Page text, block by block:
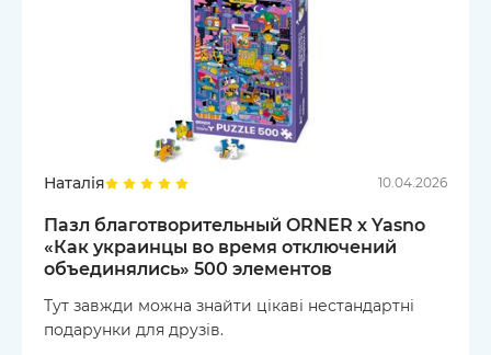
Наталія 10.04.2026
Пазл благотворительный ORNER х Yasno
«Как украинцы во время отключений
объединялись» 500 элементов
Тут завжди можна знайти цікаві нестандартні
подарунки для друзів.